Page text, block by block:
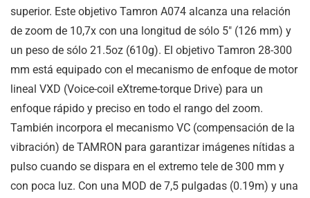
superior. Este objetivo Tamron A074 alcanza una relación
de zoom de 10,7x con una longitud de sólo 5″ (126 mm) y
un peso de sólo 21.5oz (610g). El objetivo Tamron 28-300
mm está equipado con el mecanismo de enfoque de motor
lineal VXD (Voice-coil eXtreme-torque Drive) para un
enfoque rápido y preciso en todo el rango del zoom.
También incorpora el mecanismo VC (compensación de la
vibración) de TAMRON para garantizar imágenes nítidas a
pulso cuando se dispara en el extremo tele de 300 mm y
con poca luz. Con una MOD de 7,5 pulgadas (0.19m) y una